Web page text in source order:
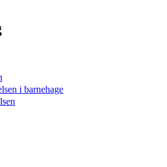
i barnehage